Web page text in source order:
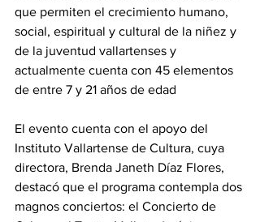
que permiten el crecimiento humano,
social, espiritual y cultural de la niñez y
de la juventud vallartenses y
actualmente cuenta con 45 elementos
de entre 7 y 21 años de edad
El evento cuenta con el apoyo del
Instituto Vallartense de Cultura, cuya
directora, Brenda Janeth Díaz Flores,
destacó que el programa contempla dos
magnos conciertos: el Concierto de